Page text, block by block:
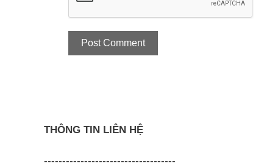
THÔNG TIN LIÊN HỆ
------------------------------------